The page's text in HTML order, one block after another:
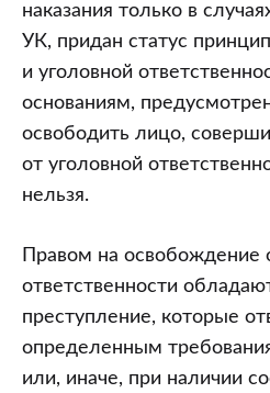
наказания только в
УК, придан статус
и уголовной
основаниям,
освободить лицо,
от уголовной
нельзя.
Правом на освобождение
ответственности
преступление, которые
определенным
или, иначе, при наличии